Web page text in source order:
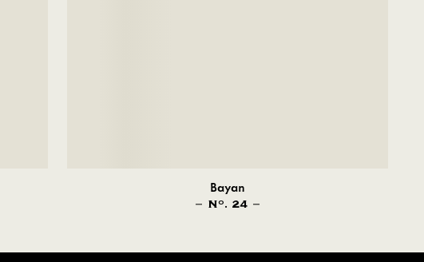
Bayan
NO . 24